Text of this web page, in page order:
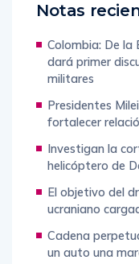
Notas
Colombia: De
dará primer
militares
Presidentes
fortalecer
Investigan la
helicóptero de
El objetivo del
ucraniano
Cadena
un auto una